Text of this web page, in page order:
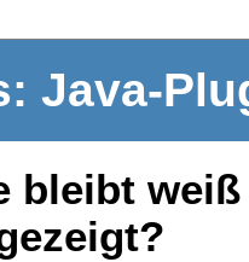
Java-
bleibt